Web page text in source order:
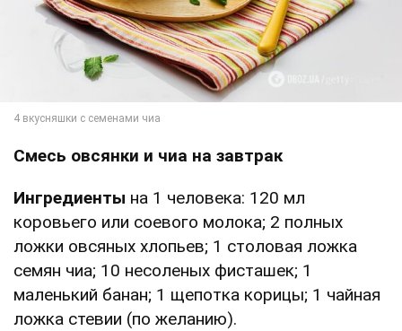
Смесь овсянки и чиа на завтрак
Ингредиенты на 1 человека: 120 мл
коровьего или соевого молока; 2 полных
ложки овсяных хлопьев; 1 столовая ложка
семян чиа; 10 несоленых фисташек; 1
маленький банан; 1 щепотка корицы; 1 чайная
ложка стевии (по желанию).